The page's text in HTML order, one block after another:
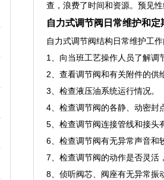
查，浪费了时间和资源。预见
自力式调节阀日常维护和
自力式调节阀结构日常维护工
1、向当班工艺操作人员了解调
2、查看调节阀和有关附件的供
3、检查液压油系统运行情况。
4、检查调节阀的各静、动密封
5、检查调节阀连接管线和接头
6、检查调节阀有无异常声音和
7、检查调节阀的动作是否灵活
8、侦听阀芯、阀座有无异常振